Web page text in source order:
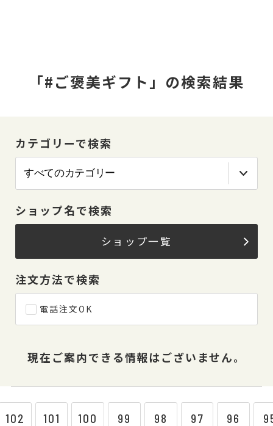
「#ご褒美ギフト」の検索結果
カテゴリーで検索
ショップ名で検索
ショップ一覧
注文方法で検索
電話注文OK
現在ご案内できる情報はございません。
102 101 100 99 98 97 96